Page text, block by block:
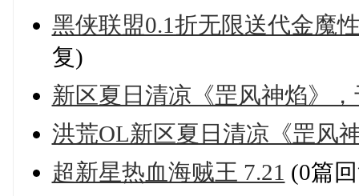
黑侠联盟0.1折无限送代金魔
复)
新区夏日清凉《罡风神焰》
洪荒OL新区夏日清凉《罡风
超新星热血海贼王 7.21 (0篇